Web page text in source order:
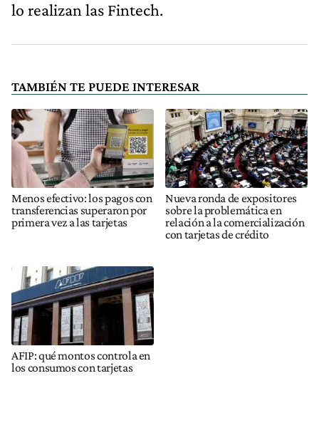
lo realizan las Fintech.
TAMBIÉN TE PUEDE INTERESAR
Menos efectivo: los pagos con
transferencias superaron por
primera vez a las tarjetas
Nueva ronda de expositores
sobre la problemática en
relación a la comercialización
con tarjetas de crédito
AFIP: qué montos controla en
los consumos con tarjetas